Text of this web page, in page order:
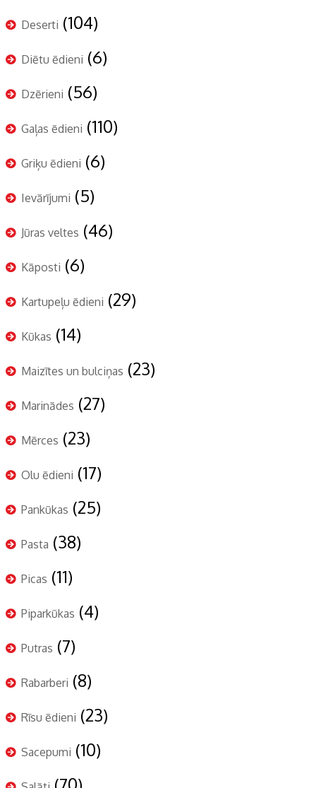
Deserti (104)
Diētu ēdieni (6)
Dzērieni (56)
Gaļas ēdieni (110)
Griķu ēdieni (6)
Ievārījumi (5)
Jūras veltes (46)
Kāposti (6)
Kartupeļu ēdieni (29)
Kūkas (14)
Maizītes un bulciņas (23)
Marinādes (27)
Mērces (23)
Olu ēdieni (17)
Pankūkas (25)
Pasta (38)
Picas (11)
Piparkūkas (4)
Putras (7)
Rabarberi (8)
Rīsu ēdieni (23)
Sacepumi (10)